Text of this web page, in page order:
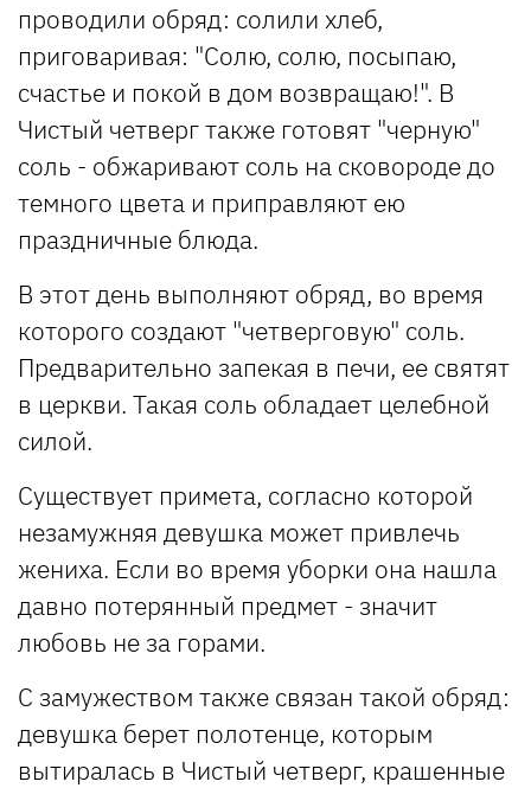
проводили обряд: солили хлеб,
приговаривая: "Солю, солю, посыпаю,
счастье и покой в дом возвращаю!". В
Чистый четверг также готовят "черную"
соль - обжаривают соль на сковороде до
темного цвета и приправляют ею
праздничные блюда.
В этот день выполняют обряд, во время
которого создают "четверговую" соль.
Предварительно запекая в печи, ее святят
в церкви. Такая соль обладает целебной
силой.
Существует примета, согласно которой
незамужняя девушка может привлечь
жениха. Если во время уборки она нашла
давно потерянный предмет - значит
любовь не за горами.
С замужеством также связан такой обряд:
девушка берет полотенце, которым
вытиралась в Чистый четверг, крашенные